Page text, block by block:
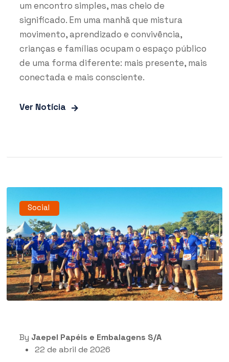
um encontro simples, mas cheio de
significado. Em uma manhã que mistura
movimento, aprendizado e convivência,
crianças e famílias ocupam o espaço público
de uma forma diferente: mais presente, mais
conectada e mais consciente.
Ver Notícia
Social
By Jaepel Papéis e Embalagens S/A
22 de abril de 2026